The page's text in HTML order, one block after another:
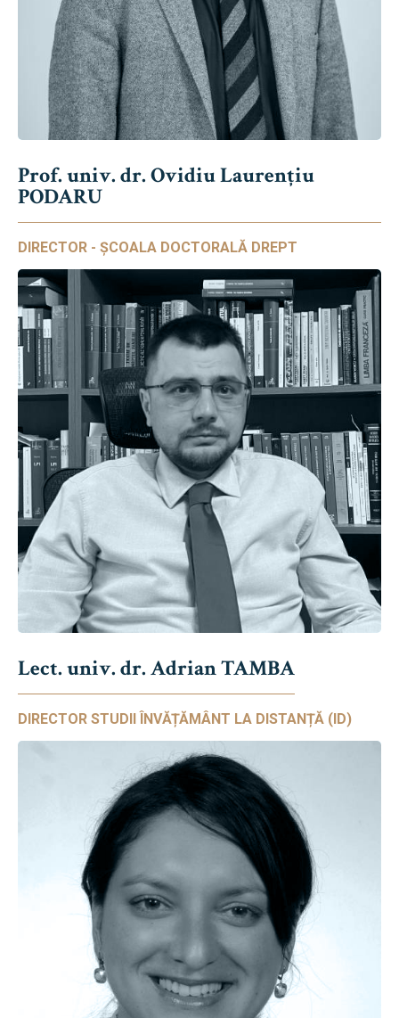
Prof. univ. dr. Ovidiu Laurențiu
PODARU
DIRECTOR - ȘCOALA DOCTORALĂ DREPT
Lect. univ. dr. Adrian TAMBA
DIRECTOR STUDII ÎNVĂȚĂMÂNT LA DISTANȚĂ (ID)